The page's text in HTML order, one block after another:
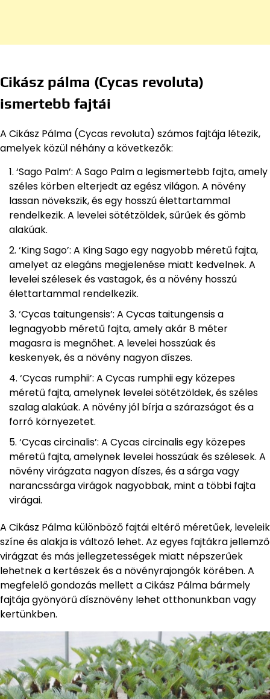
Cikász pálma (Cycas revoluta)
ismertebb fajtái
A Cikász Pálma (Cycas revoluta) számos fajtája létezik,
amelyek közül néhány a következők:
‘Sago Palm’: A Sago Palm a legismertebb fajta, amely
széles körben elterjedt az egész világon. A növény
lassan növekszik, és egy hosszú élettartammal
rendelkezik. A levelei sötétzöldek, sűrűek és gömb
alakúak.
‘King Sago’: A King Sago egy nagyobb méretű fajta,
amelyet az elegáns megjelenése miatt kedvelnek. A
levelei szélesek és vastagok, és a növény hosszú
élettartammal rendelkezik.
‘Cycas taitungensis’: A Cycas taitungensis a
legnagyobb méretű fajta, amely akár 8 méter
magasra is megnőhet. A levelei hosszúak és
keskenyek, és a növény nagyon díszes.
‘Cycas rumphii’: A Cycas rumphii egy közepes
méretű fajta, amelynek levelei sötétzöldek, és széles
szalag alakúak. A növény jól bírja a szárazságot és a
forró környezetet.
‘Cycas circinalis’: A Cycas circinalis egy közepes
méretű fajta, amelynek levelei hosszúak és szélesek. A
növény virágzata nagyon díszes, és a sárga vagy
narancssárga virágok nagyobbak, mint a többi fajta
virágai.
A Cikász Pálma különböző fajtái eltérő méretűek, leveleik
színe és alakja is változó lehet. Az egyes fajtákra jellemző
virágzat és más jellegzetességek miatt népszerűek
lehetnek a kertészek és a növényrajongók körében. A
megfelelő gondozás mellett a Cikász Pálma bármely
fajtája gyönyörű dísznövény lehet otthonunkban vagy
kertünkben.